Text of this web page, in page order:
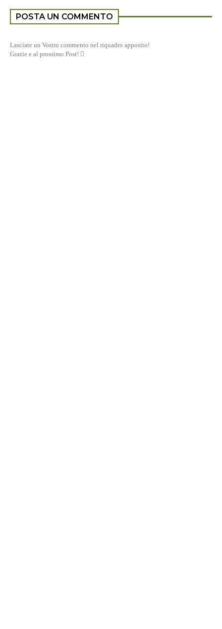
POSTA UN COMMENTO
Lasciate un Vostro commento nel riquadro apposito!
Grazie e al prossimo Post! 